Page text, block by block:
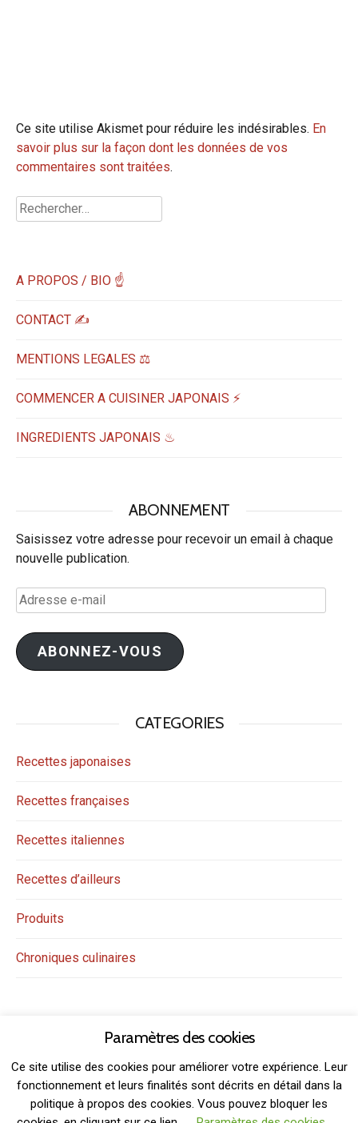
Ce site utilise Akismet pour réduire les indésirables. En
savoir plus sur la façon dont les données de vos
commentaires sont traitées.
Rechercher :
A PROPOS / BIO ☝
CONTACT ✍️
MENTIONS LEGALES ⚖️
COMMENCER A CUISINER JAPONAIS ⚡
INGREDIENTS JAPONAIS ♨
ABONNEMENT
Saisissez votre adresse pour recevoir un email à chaque
nouvelle publication.
Adresse
e-
mail
ABONNEZ-VOUS
CATEGORIES
Recettes japonaises
Recettes françaises
Recettes italiennes
Recettes d’ailleurs
Produits
Chroniques culinaires
THEME: GRIDSBY BY MODERNTHEMES.NET
Paramètres des cookies
Ce site utilise des cookies pour améliorer votre expérience. Leur
fonctionnement et leurs finalités sont décrits en détail dans la
politique à propos des cookies. Vous pouvez bloquer les